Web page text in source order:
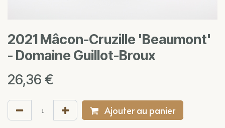
2021 Mâcon-Cruzille 'Beaumont'
- Domaine Guillot-Broux
26,36 €
Ajouter au panier